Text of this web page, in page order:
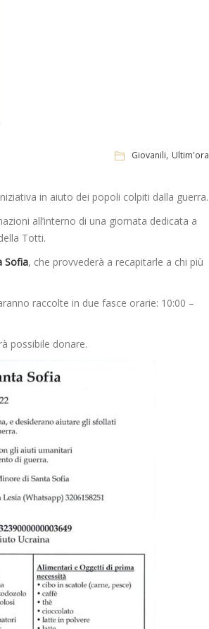
Giovanili, Ultim'ora
in aiuto dei popoli colpiti dalla guerra.
all’interno di una giornata dedicata a
Totti.
Sofia, che provvederà a recapitarle a chi più
raccolte in due fasce orarie: 10:00 –
possibile donare.